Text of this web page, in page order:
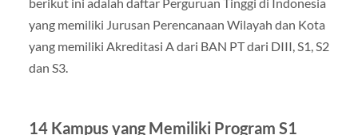
yang memiliki Jurusan Perencanaan Wilayah dan Kota
yang memiliki Akreditasi A dari BAN PT dari DIII, S1, S2
dan S3.
14 Kampus yang Memiliki Program S1